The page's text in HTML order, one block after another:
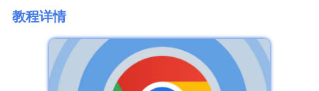
教程详情